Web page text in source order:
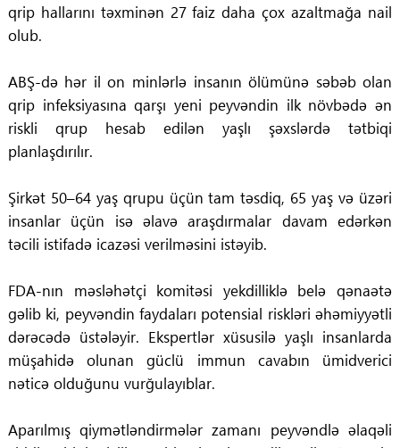
qrip hallarını təxminən 27 faiz daha çox azaltmağa nail
olub.
ABŞ-də hər il on minlərlə insanın ölümünə səbəb olan
qrip infeksiyasına qarşı yeni peyvəndin ilk növbədə ən
riskli qrup hesab edilən yaşlı şəxslərdə tətbiqi
planlaşdırılır.
Şirkət 50–64 yaş qrupu üçün tam təsdiq, 65 yaş və üzəri
insanlar üçün isə əlavə araşdırmalar davam edərkən
təcili istifadə icazəsi verilməsini istəyib.
FDA-nın məsləhətçi komitəsi yekdilliklə belə qənaətə
gəlib ki, peyvəndin faydaları potensial riskləri əhəmiyyətli
dərəcədə üstələyir. Ekspertlər xüsusilə yaşlı insanlarda
müşahidə olunan güclü immun cavabın ümidverici
nəticə olduğunu vurğulayıblar.
Aparılmış qiymətləndirmələr zamanı peyvəndlə əlaqəli